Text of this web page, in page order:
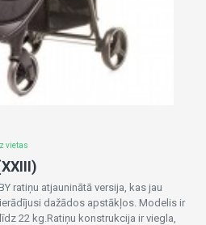
vietas
ratiņu atjauninātā versija, kas jau
dažādos apstākļos. Modelis ir
22 kg.Ratiņu konstrukcija ir viegla,